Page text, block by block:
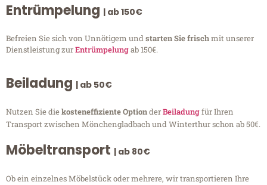
Entrümpelung | ab 150€
Befreien Sie sich von Unnötigem undstarten Sie frischmit unserer
Dienstleistung zurEntrümpelungab 150€.
Beiladung | ab 50€
Nutzen Sie diekosteneffiziente OptionderBeiladungfür Ihren
Transport zwischen Mönchengladbach und Winterthur schon ab 50€.
Möbeltransport | ab 80€
Ob ein einzelnes Möbelstück oder mehrere, wir transportieren Ihre